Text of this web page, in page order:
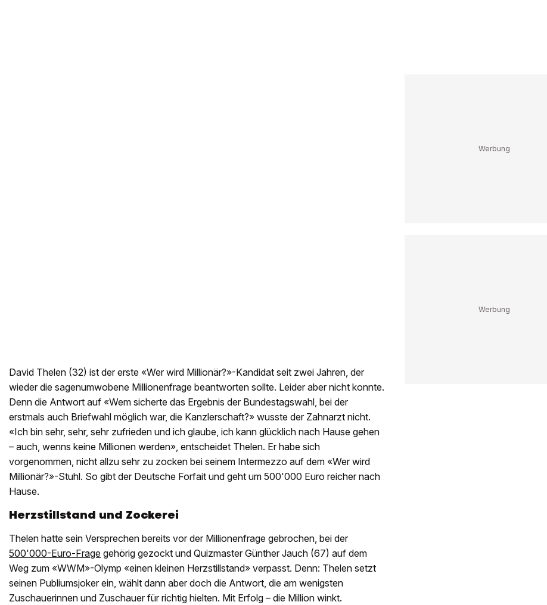
David Thelen (32) ist der erste «Wer wird Millionär?»-Kandidat seit zwei Jahren, der
wieder die sagenumwobene Millionenfrage beantworten sollte. Leider aber nicht konnte.
Denn die Antwort auf «Wem sicherte das Ergebnis der Bundestagswahl, bei der
erstmals auch Briefwahl möglich war, die Kanzlerschaft?» wusste der Zahnarzt nicht.
«Ich bin sehr, sehr, sehr zufrieden und ich glaube, ich kann glücklich nach Hause gehen
– auch, wenns keine Millionen werden», entscheidet Thelen. Er habe sich
vorgenommen, nicht allzu sehr zu zocken bei seinem Intermezzo auf dem «Wer wird
Millionär?»-Stuhl. So gibt der Deutsche Forfait und geht um 500'000 Euro reicher nach
Hause.
Herzstillstand und Zockerei
Thelen hatte sein Versprechen bereits vor der Millionenfrage gebrochen, bei der
500'000-Euro-Frage gehörig gezockt und Quizmaster Günther Jauch (67) auf dem
Weg zum «WWM»-Olymp «einen kleinen Herzstillstand» verpasst. Denn: Thelen setzt
seinen Publiumsjoker ein, wählt dann aber doch die Antwort, die am wenigsten
Zuschauerinnen und Zuschauer für richtig hielten. Mit Erfolg – die Million winkt.